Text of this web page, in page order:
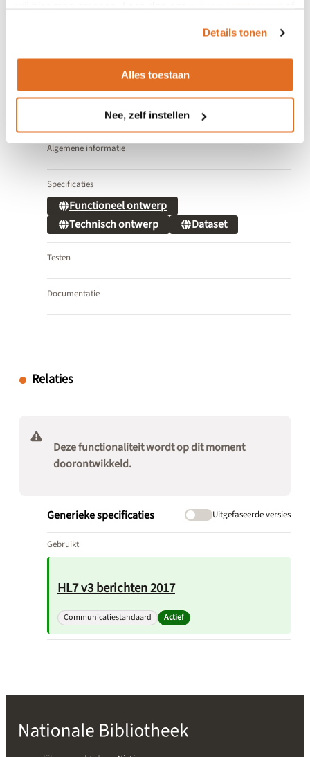
Details tonen
Alles toestaan
Nee, zelf instellen
Algemene informatie
Specificaties
Functioneel ontwerp
Technisch ontwerp
Dataset
Testen
Documentatie
Relaties
Deze functionaliteit wordt op dit moment
doorontwikkeld.
Generieke specificaties Uitgefaseerde versies
Gebruikt
HL7 v3 berichten 2017
Communicatiestandaard Actief